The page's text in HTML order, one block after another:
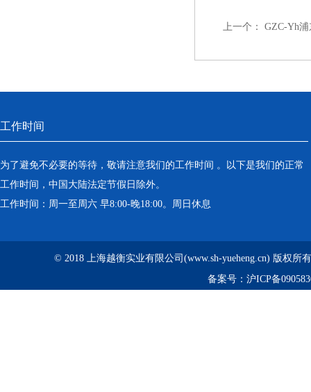
上一个： GZC-Yh
工作时间
为了避免不必要的等待，敬请注意我们的工作时间 。以下是我们的正常
工作时间，中国大陆法定节假日除外。
工作时间：周一至周六 早8:00-晚18:00。周日休息
© 2018 上海越衡实业有限公司(www.sh-yueheng.cn) 版权所
备案号： 沪ICP备